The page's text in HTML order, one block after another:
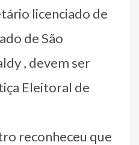
licenciado de
de São
, devem ser
Eleitoral de
reconheceu que